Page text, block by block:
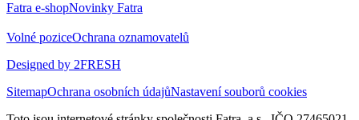
Fatra e-shopNovinky Fatra
Volné poziceOchrana oznamovatelů
Designed by 2FRESH
SitemapOchrana osobních údajůNastavení souborů cookies